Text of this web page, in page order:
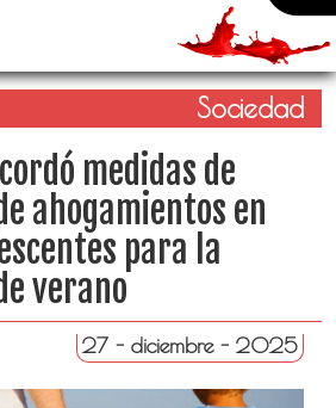
Sociedad
medidas de
ahogamientos en
para la
verano
27 - diciembre - 2025